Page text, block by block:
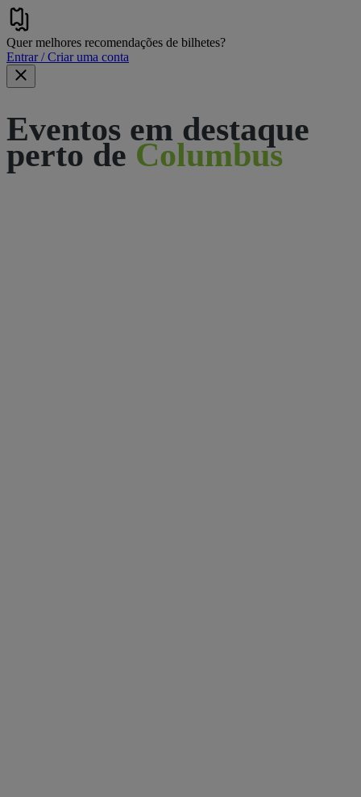
Quer melhores recomendações de bilhetes?
Entrar / Criar uma conta
Eventos em destaque
perto de Columbus